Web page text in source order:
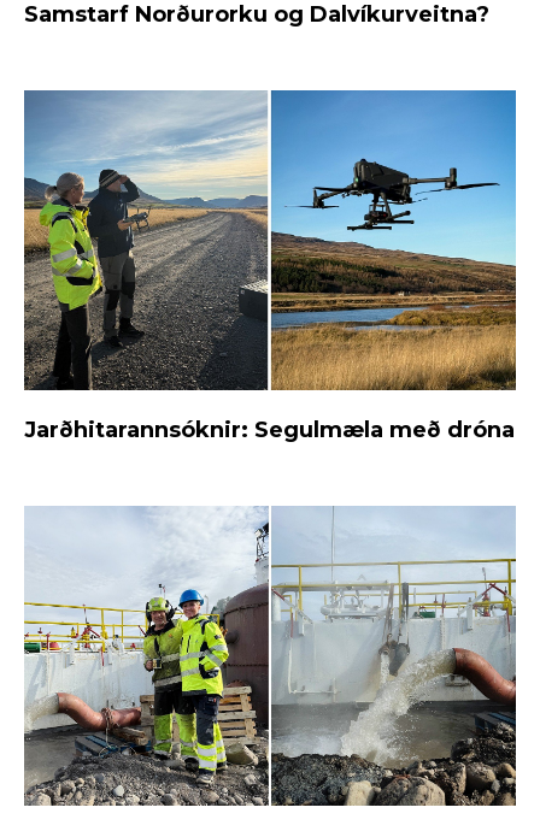
Samstarf Norðurorku og Dalvíkurveitna?
Jarðhitarannsóknir: Segulmæla með dróna